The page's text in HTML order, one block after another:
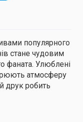
популярного
стане чудовим
фаната. Улюблені
атмосферу
друк робить